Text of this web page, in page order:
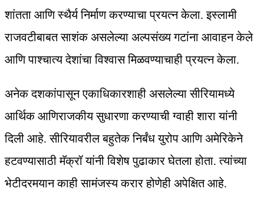
शांतता आणि स्थैर्य निर्माण करण्याचा प्रयत्न केला. इस्लामी
राजवटीबाबत साशंक असलेल्या अल्पसंख्य गटांना आवाहन केले
आणि पाश्‍चात्य देशांचा विश्‍वास मिळवण्याचाही प्रयत्न केला.
अनेक दशकांपासून एकाधिकारशाही असलेल्या सीरियामध्ये
आर्थिक आणिराजकीय सुधारणा करण्याची ग्वाही शारा यांनी
दिली आहे. सीरियावरील बहुतेक निर्बंध युरोप आणि अमेरिकेने
हटवण्यासाठी मॅक्रॉ यांनी विशेष पुढाकार घेतला होता. त्यांच्या
भेटीदरमयान काही सामंजस्य करार होणेही अपेक्षित आहे.